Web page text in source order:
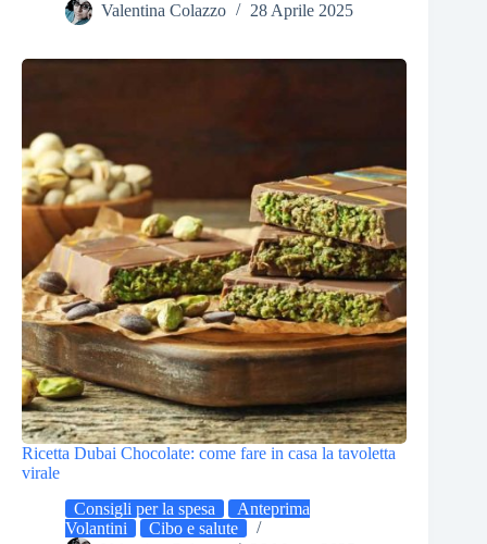
Valentina Colazzo
28 Aprile 2025
Ricetta Dubai Chocolate: come fare in casa la tavoletta
virale
Consigli per la spesa
Anteprima
Volantini
Cibo e salute